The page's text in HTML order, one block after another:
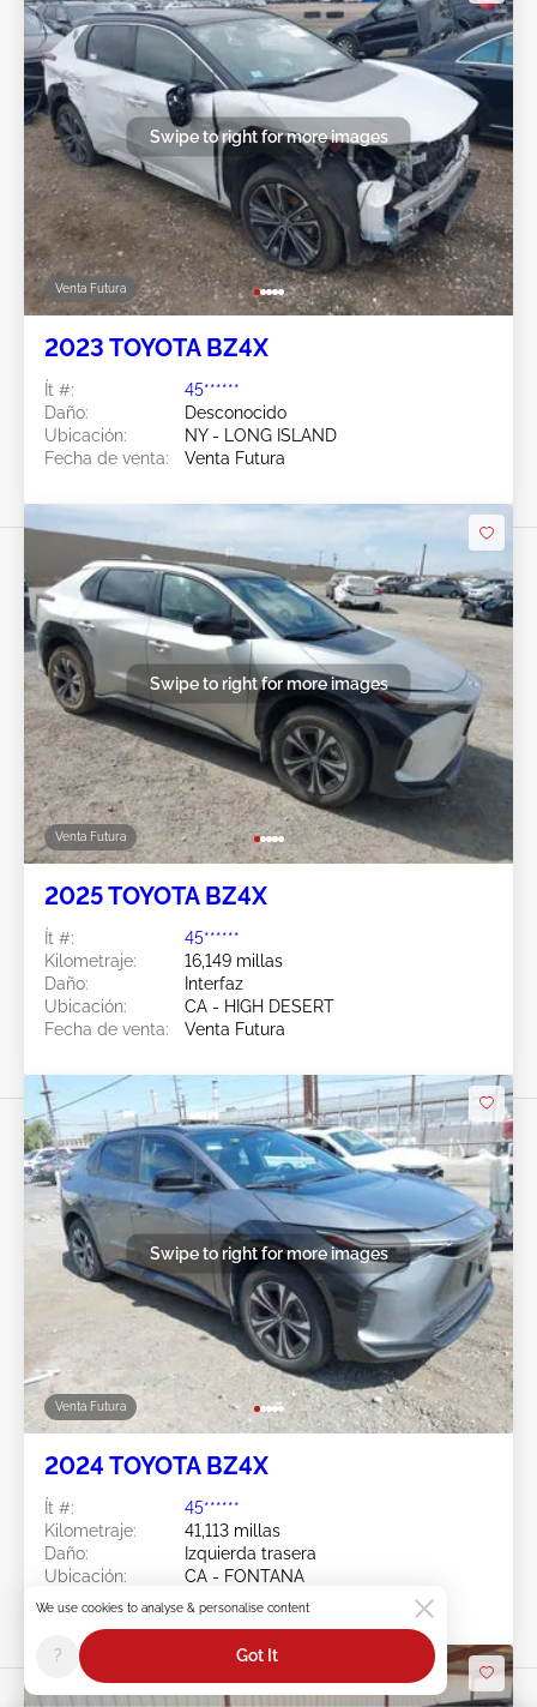
Venta Futura
Swipe to right for more images
2023 TOYOTA BZ4X
Ít #:
45******
Daño:
Desconocido
Ubicación:
NY - LONG ISLAND
Fecha de venta:
Venta Futura
Venta Futura
Swipe to right for more images
2025 TOYOTA BZ4X
Ít #:
45******
Kilometraje:
16,149 millas
Daño:
Interfaz
Ubicación:
CA - HIGH DESERT
Fecha de venta:
Venta Futura
Venta Futura
Swipe to right for more images
2024 TOYOTA BZ4X
Ít #:
45******
Kilometraje:
41,113 millas
Daño:
Izquierda trasera
Ubicación:
CA - FONTANA
Fecha de venta:
Venta Futura
We use cookies to analyse & personalise content
? Got It